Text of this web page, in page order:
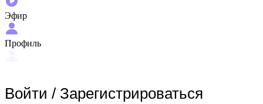
Эфир
Профиль
Войти / Зарегистрироваться